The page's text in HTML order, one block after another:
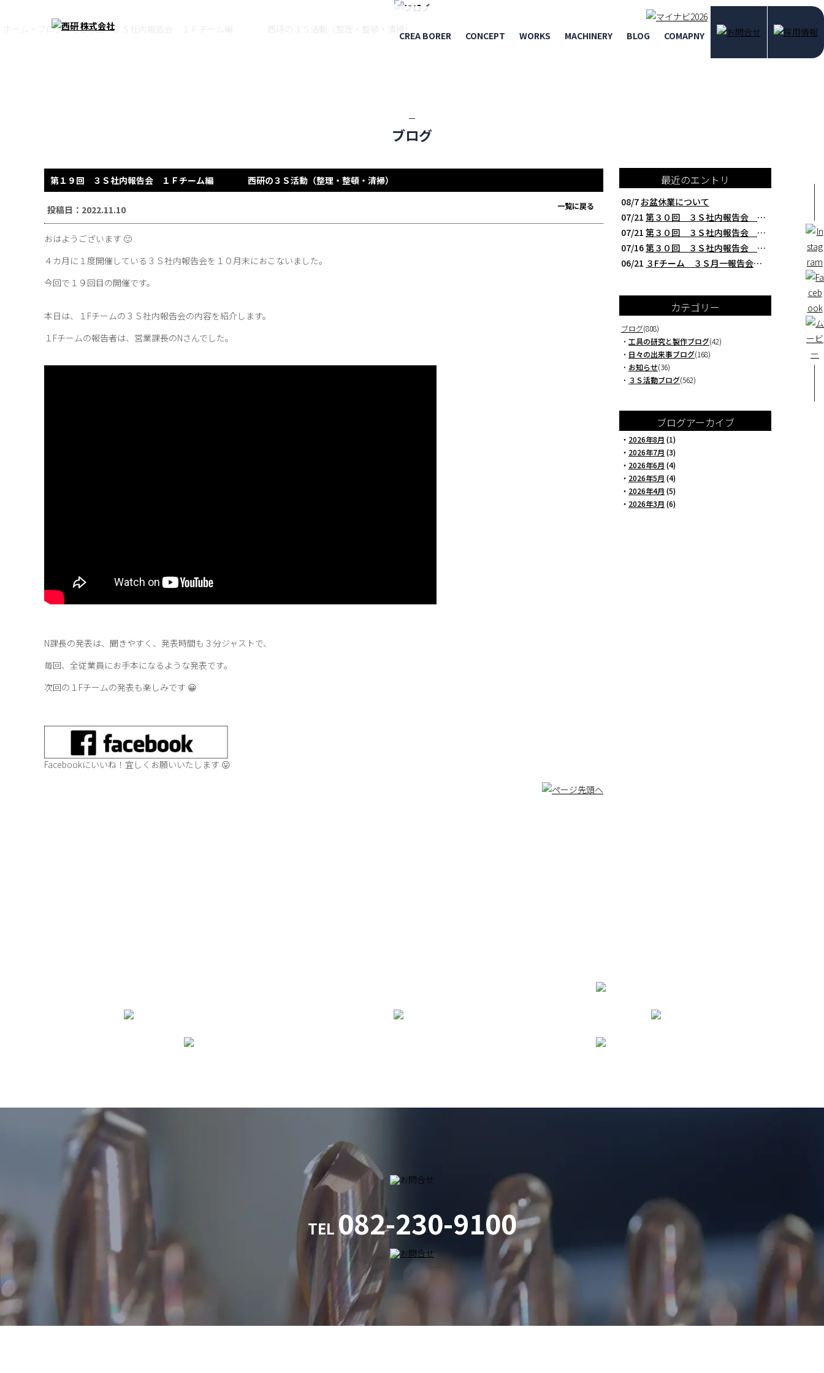
CREA BORER CONCEPT WORKS MACHINERY BLOG COMAPNY
ホーム ブログ>第１９回 ３Ｓ社内報告会 １Ｆチーム編 西研の３Ｓ活動（整理・整頓・清掃）
ブログ
第１９回 ３Ｓ社内報告会 １Ｆチーム編 西研の３Ｓ活動（整理・整頓・清掃）
投稿日：2022.11.10 一覧に戻る
おはようございます 🙂
４カ月に１度開催している３Ｓ社内報告会を１０月末におこないました。
今回で１９回目の開催です。
本日は、１Fチームの３Ｓ社内報告会の内容を紹介します。
１Fチームの報告者は、営業課長のNさんでした。
N課長の発表は、聞きやすく、発表時間も３分ジャストで、
毎回、全従業員にお手本になるような発表です。
次回の１Fチームの発表も楽しみです 😀
Facebookにいいね！宜しくお願いいたします 😛
最近のエントリ
08/7 お盆休業について
07/21 第３０回 ３Ｓ社内報告会 クレアBチーム編 西研の３Ｓ活動（整理・整頓・清掃
07/21 第３０回 ３Ｓ社内報告会 ３Fチーム編 西研の３Ｓ活動（整理・整頓・清掃）
07/16第３０回 ３Ｓ社内報告会 本社製造チーム編 西研の３Ｓ活動（整理・整頓・清掃
06/21 ３Fチーム ３Ｓ月一報告会 ２０２６年５月 切削工具を考える西研より
カテゴリー
ブログ(808)
・ 工具の研究と製作ブログ(42)
・ 日々の出来事ブログ(168)
・ お知らせ(36)
・ ３Ｓ活動ブログ(562)
ブログアーカイブ
・ 2026年8月 (1)
・ 2026年7月 (3)
・ 2026年6月 (4)
・ 2026年5月 (4)
・ 2026年4月 (5)
・ 2026年3月 (6)
TEL 082-230-9100